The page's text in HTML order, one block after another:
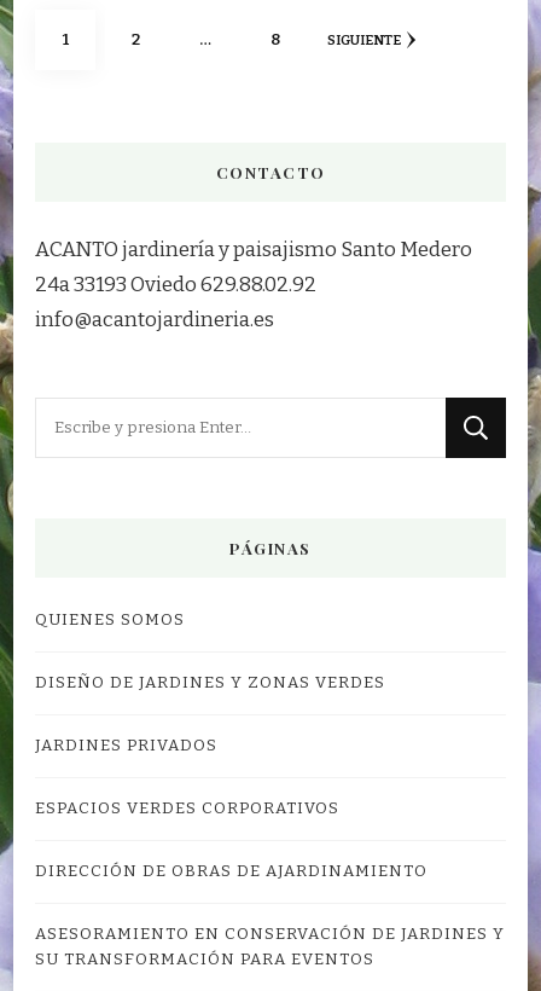
Paginación
PÁGINA
1 PÁGINA
2 … PÁGINA
8 SIGUIENTE
CONTACTO
ACANTO jardinería y paisajismo Santo Medero
24a 33193 Oviedo 629.88.02.92
info@acantojardineria.es
PÁGINAS
QUIENES SOMOS
DISEÑO DE JARDINES Y ZONAS VERDES
JARDINES PRIVADOS
ESPACIOS VERDES CORPORATIVOS
DIRECCIÓN DE OBRAS DE AJARDINAMIENTO
ASESORAMIENTO EN CONSERVACIÓN DE JARDINES Y
SU TRANSFORMACIÓN PARA EVENTOS